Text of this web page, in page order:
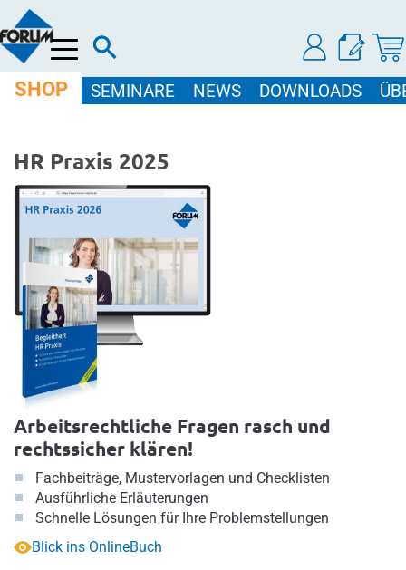
Menü
SHOP SEMINARE NEWS DOWNLOADS
HR Praxis 2025
Arbeitsrechtliche Fragen rasch und
rechtssicher klären!
Fachbeiträge, Mustervorlagen und Checklisten
Ausführliche Erläuterungen
Schnelle Lösungen für Ihre Problemstellungen
Blick ins OnlineBuch